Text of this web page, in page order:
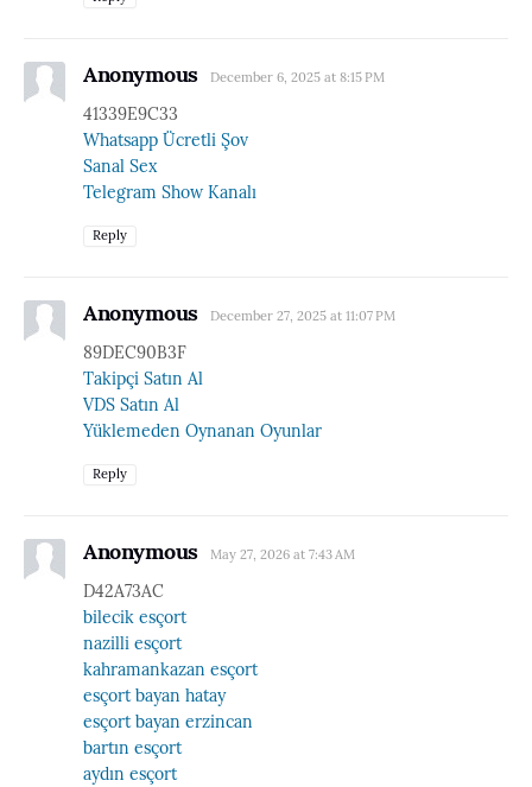
Anonymous December 6, 2025 at 8:15 PM
41339E9C33
Whatsapp Ücretli Şov
Sanal Sex
Telegram Show Kanalı
Reply
Anonymous December 27, 2025 at 11:07 PM
89DEC90B3F
Takipçi Satın Al
VDS Satın Al
Yüklemeden Oynanan Oyunlar
Reply
Anonymous May 27, 2026 at 7:43 AM
D42A73AC
bilecik esçort
nazilli esçort
kahramankazan esçort
esçort bayan hatay
esçort bayan erzincan
bartın esçort
aydın esçort